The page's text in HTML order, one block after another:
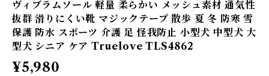
ヴィブラムソール 軽量 柔らかい メッシュ素材 通気性
抜群 滑りにくい靴 マジックテープ 散歩 夏 冬 防寒 雪
保護 防水 スポーツ 介護 足 怪我防止 小型犬 中型犬 大
型犬 シニア ケア Truelove TLS4862
¥5,980